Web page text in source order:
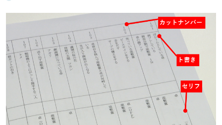
Sitakke編集部 IKU
【暮らしの知恵を身につけたい】
【まったり楽しみたい】 札幌市
【札幌のお気に入りを見つけたい】
【道央のお気に入りを見つけたい】